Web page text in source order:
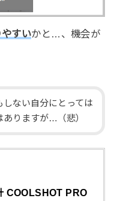
すいかと…、機会が
しない自分にとっては
ありますが…（悲）
COOLSHOT PRO